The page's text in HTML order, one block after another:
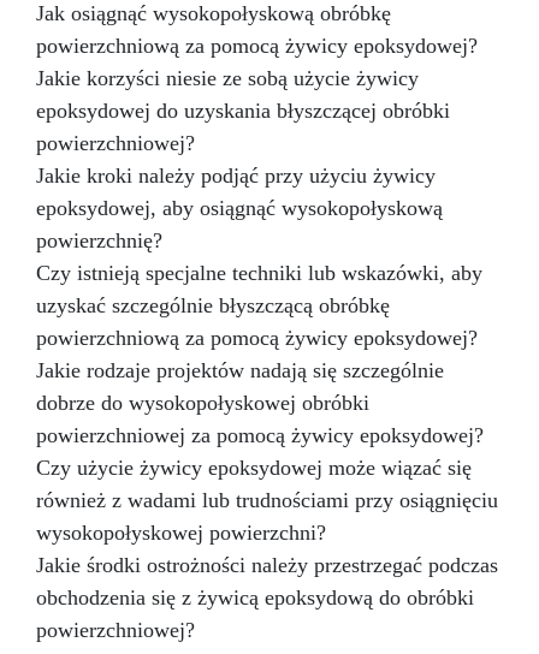
Jak osiągnąć wysokopołyskową obróbkę
powierzchniową za pomocą żywicy epoksydowej?
Jakie korzyści niesie ze sobą użycie żywicy
epoksydowej do uzyskania błyszczącej obróbki
powierzchniowej?
Jakie kroki należy podjąć przy użyciu żywicy
epoksydowej, aby osiągnąć wysokopołyskową
powierzchnię?
Czy istnieją specjalne techniki lub wskazówki, aby
uzyskać szczególnie błyszczącą obróbkę
powierzchniową za pomocą żywicy epoksydowej?
Jakie rodzaje projektów nadają się szczególnie
dobrze do wysokopołyskowej obróbki
powierzchniowej za pomocą żywicy epoksydowej?
Czy użycie żywicy epoksydowej może wiązać się
również z wadami lub trudnościami przy osiągnięciu
wysokopołyskowej powierzchni?
Jakie środki ostrożności należy przestrzegać podczas
obchodzenia się z żywicą epoksydową do obróbki
powierzchniowej?